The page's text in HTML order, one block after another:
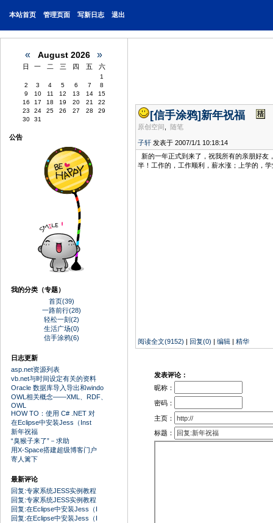
本站首页 管理页面 写新日志 退出
« August 2026 »
日 一 二 三 四 五 六
1
2
3 4 5 6 7
8
9
10 11 12 13 14
15
16
17 18 19 20 21
22
23
24 25 26 27 28
29
30
31
公告
我的分类（专题）
首页(39)
一路前行(28)
轻松一刻(2)
生活广场(0)
信手涂鸦(6)
日志更新
asp.net资源列表
vb.net与时间设定有关的资料
Oracle 数据库导入导出和windo
OWL相关概念——XML、RDF、
OWL
HOW TO：使用 C# .NET 对
在Eclipse中安装Jess（Inst
新年祝福
“臭猴子来了”－求助
用X-Space搭建超级博客门户
寄人篱下
最新评论
回复:专家系统JESS实例教程
回复:专家系统JESS实例教程
回复:在Eclipse中安装Jess（I
回复:在Eclipse中安装Jess（I
[信手涂鸦]新年祝福
原创空间 随笔
子轩 发表于 2007/1/1 10:18:14
新的一年正式到来了，祝我所有的亲朋好
半！工作的，工作顺利，薪水涨；上学的，
阅读全文(9152) | 回复(0) | 编辑 | 精华
发表评论：
昵称：
密码：
主页：
标题：